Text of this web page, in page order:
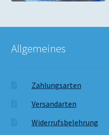
Allgemeines
Zahlungsarten
Versandarten
Widerrufsbelehrung